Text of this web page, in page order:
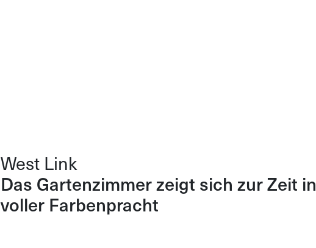
West Link
Das Gartenzimmer zeigt sich zur Zeit in
voller Farbenpracht